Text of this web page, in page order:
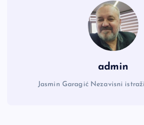
admin
Jasmin Garagić Nezavisni